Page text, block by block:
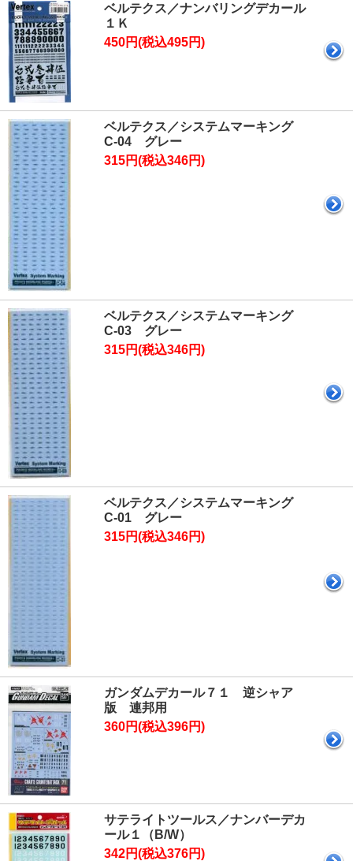
ベルテクス／ナンバリングデカール
１Ｋ
450円(税込495円)
ベルテクス／システムマーキング
C-04 グレー
315円(税込346円)
ベルテクス／システムマーキング
C-03 グレー
315円(税込346円)
ベルテクス／システムマーキング
C-01 グレー
315円(税込346円)
ガンダムデカール７１ 逆シャア
版 連邦用
360円(税込396円)
サテライトツールス／ナンバーデカ
ール１（B/W）
342円(税込376円)